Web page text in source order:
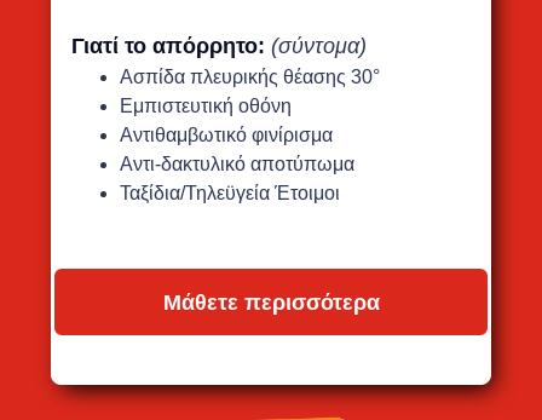
Γιατί το απόρρητο: (σύντομα)
Ασπίδα πλευρικής θέασης 30°
Εμπιστευτική οθόνη
Αντιθαμβωτικό φινίρισμα
Αντι-δακτυλικό αποτύπωμα
Ταξίδια/Τηλεϋγεία Έτοιμοι
Μάθετε περισσότερα